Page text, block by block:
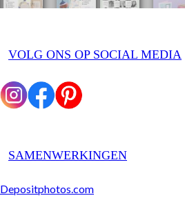
VOLG ONS OP SOCIAL MEDIA
SAMENWERKINGEN
Depositphotos.com